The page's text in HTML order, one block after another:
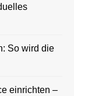
So wird die
einrichten –